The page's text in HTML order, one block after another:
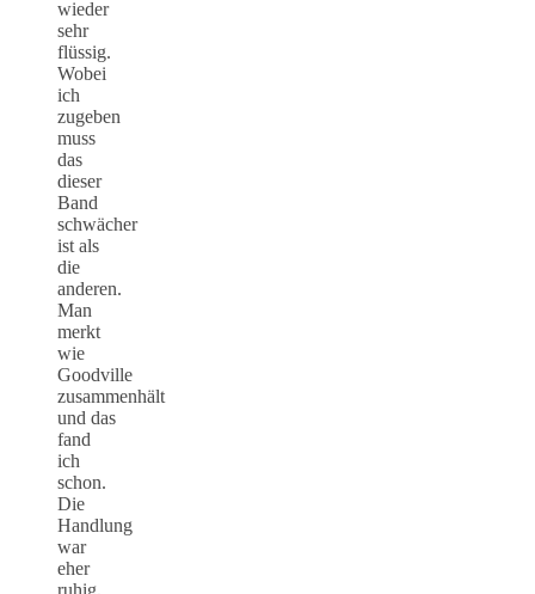
wieder
sehr
flüssig.
Wobei
ich
zugeben
muss
das
dieser
Band
schwächer
ist als
die
anderen.
Man
merkt
wie
Goodville
zusammenhält
und das
fand
ich
schon.
Die
Handlung
war
eher
ruhig,